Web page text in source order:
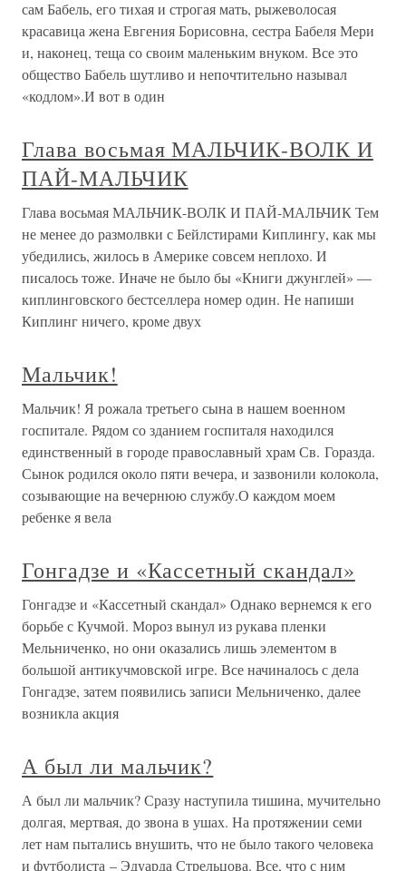
сам Бабель, его тихая и строгая мать, рыжеволосая
красавица жена Евгения Борисовна, сестра Бабеля Мери
и, наконец, теща со своим маленьким внуком. Все это
общество Бабель шутливо и непочтительно называл
«кодлом».И вот в один
Глава восьмая МАЛЬЧИК-ВОЛК И
ПАЙ-МАЛЬЧИК
Глава восьмая МАЛЬЧИК-ВОЛК И ПАЙ-МАЛЬЧИК Тем
не менее до размолвки с Бейлстирами Киплингу, как мы
убедились, жилось в Америке совсем неплохо. И
писалось тоже. Иначе не было бы «Книги джунглей» —
киплинговского бестселлера номер один. Не напиши
Киплинг ничего, кроме двух
Мальчик!
Мальчик! Я рожала третьего сына в нашем военном
госпитале. Рядом со зданием госпиталя находился
единственный в городе православный храм Св. Горазда.
Сынок родился около пяти вечера, и зазвонили колокола,
созывающие на вечернюю службу.О каждом моем
ребенке я вела
Гонгадзе и «Кассетный скандал»
Гонгадзе и «Кассетный скандал» Однако вернемся к его
борьбе с Кучмой. Мороз вынул из рукава пленки
Мельниченко, но они оказались лишь элементом в
большой антикучмовской игре. Все начиналось с дела
Гонгадзе, затем появились записи Мельниченко, далее
возникла акция
А был ли мальчик?
А был ли мальчик? Сразу наступила тишина, мучительно
долгая, мертвая, до звона в ушах. На протяжении семи
лет нам пытались внушить, что не было такого человека
и футболиста – Эдуарда Стрельцова. Все, что с ним